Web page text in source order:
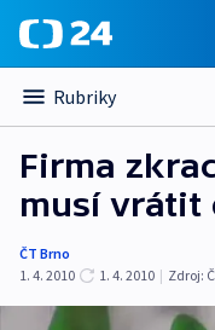
Rubriky
Firma
musí vrátit
ČT Brno
1. 4. 2010
1. 4. 2010 | Zdroj: